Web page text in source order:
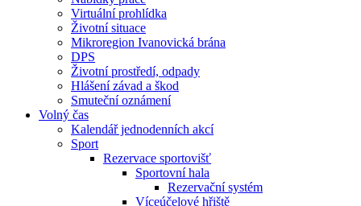
Virtuální prohlídka
Životní situace
Mikroregion Ivanovická brána
DPS
Životní prostředí, odpady
Hlášení závad a škod
Smuteční oznámení
Volný čas
Kalendář jednodenních akcí
Sport
Rezervace sportovišť
Sportovní hala
Rezervační systém
Víceúčelové hřiště